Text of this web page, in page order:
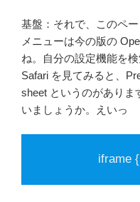
基盤：それで、このペ
メニューは今の版の
ね。自分の設定機能を
Safari を見てみると、
sheet というのがありま
いましょうか。えいっ
iframe